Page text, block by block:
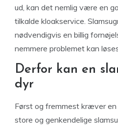
ud, kan det nemlig være en
tilkalde kloakservice.
nødvendigvis en billig
nemmere problemet kan
Derfor kan en
dyr
Først og fremmest kræver en
store og genkendelige